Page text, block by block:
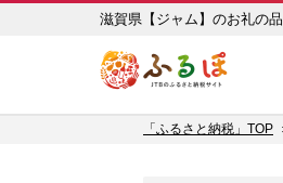
「ふるさと納税」TOP